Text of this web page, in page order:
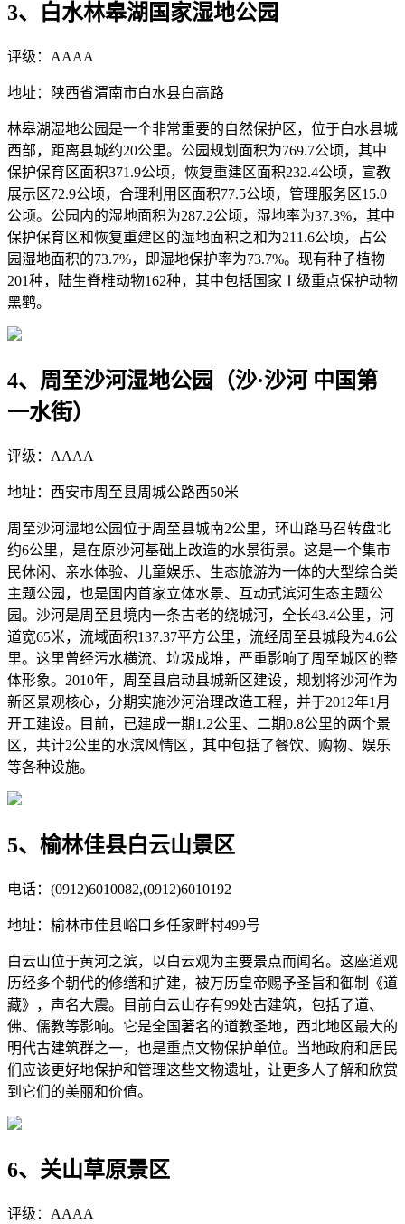
3、白水林皋湖国家湿地公园
评级：AAAA
地址：陕西省渭南市白水县白高路
林皋湖湿地公园是一个非常重要的自然保护区，位于白水县城
西部，距离县城约20公里。公园规划面积为769.7公顷，其中
保护保育区面积371.9公顷，恢复重建区面积232.4公顷，宣教
展示区72.9公顷，合理利用区面积77.5公顷，管理服务区15.0
公顷。公园内的湿地面积为287.2公顷，湿地率为37.3%，其中
保护保育区和恢复重建区的湿地面积之和为211.6公顷，占公
园湿地面积的73.7%，即湿地保护率为73.7%。现有种子植物
201种，陆生脊椎动物162种，其中包括国家Ⅰ级重点保护动物
黑鹳。
4、周至沙河湿地公园（沙·沙河 中国第
一水街）
评级：AAAA
地址：西安市周至县周城公路西50米
周至沙河湿地公园位于周至县城南2公里，环山路马召转盘北
约6公里，是在原沙河基础上改造的水景街景。这是一个集市
民休闲、亲水体验、儿童娱乐、生态旅游为一体的大型综合类
主题公园，也是国内首家立体水景、互动式滨河生态主题公
园。沙河是周至县境内一条古老的绕城河，全长43.4公里，河
道宽65米，流域面积137.37平方公里，流经周至县城段为4.6公
里。这里曾经污水横流、垃圾成堆，严重影响了周至城区的整
体形象。2010年，周至县启动县城新区建设，规划将沙河作为
新区景观核心，分期实施沙河治理改造工程，并于2012年1月
开工建设。目前，已建成一期1.2公里、二期0.8公里的两个景
区，共计2公里的水滨风情区，其中包括了餐饮、购物、娱乐
等各种设施。
5、榆林佳县白云山景区
电话：(0912)6010082,(0912)6010192
地址：榆林市佳县峪口乡任家畔村499号
白云山位于黄河之滨，以白云观为主要景点而闻名。这座道观
历经多个朝代的修缮和扩建，被万历皇帝赐予圣旨和御制《道
藏》，声名大震。目前白云山存有99处古建筑，包括了道、
佛、儒教等影响。它是全国著名的道教圣地，西北地区最大的
明代古建筑群之一，也是重点文物保护单位。当地政府和居民
们应该更好地保护和管理这些文物遗址，让更多人了解和欣赏
到它们的美丽和价值。
6、关山草原景区
评级：AAAA